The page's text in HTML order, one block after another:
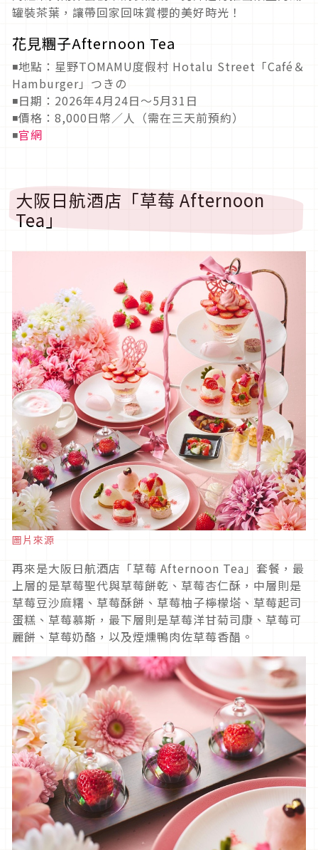
罐裝茶葉，讓帶回家回味賞櫻的美好時光！
花見糰子Afternoon Tea
◾地點：星野TOMAMU度假村 Hotalu Street「Café＆
Hamburger」つきの
◾日期：2026年4月24日〜5月31日
◾價格：8,000日幣／人（需在三天前預約）
◾官網
大阪日航酒店「草莓 Afternoon
Tea」
圖片來源
再來是大阪日航酒店「草莓 Afternoon Tea」套餐，最
上層的是草莓聖代與草莓餅乾、草莓杏仁酥，中層則是
草莓豆沙麻糬、草莓酥餅、草莓柚子檸檬塔、草莓起司
蛋糕、草莓慕斯，最下層則是草莓洋甘菊司康、草莓可
麗餅、草莓奶酪，以及煙燻鴨肉佐草莓香醋。